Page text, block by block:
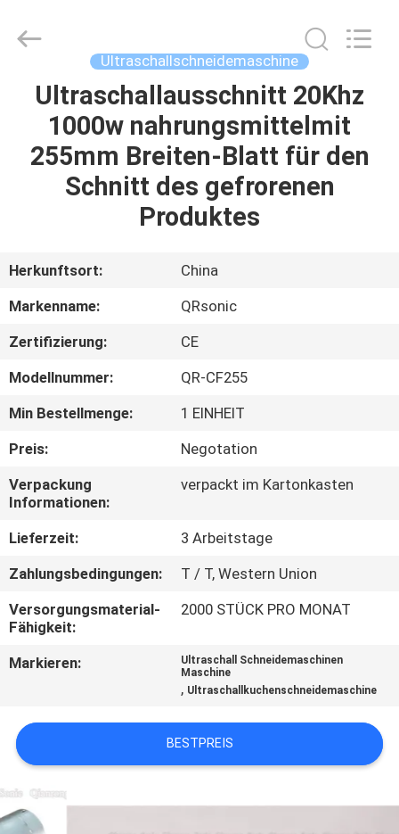
HEIM
PRODUKTE
WERKSBESICHTIGUNG
QUALITÄTSKONTROLLE
KONTAKTIEREN
SIE
UNS
NEUIGKEITEN
RECHTSSACHEN
ANGEBOT
ANFORDERN
SITEMAP
DATENSCHUTZRICHTLINIE
Co.,Ltd.
Ultraschallschneidemaschine
Ultraschallausschnitt 20Khz
1000w nahrungsmittelmit
255mm Breiten-Blatt für den
Schnitt des gefrorenen
Produktes
Herkunftsort:
China
Markenname:
QRsonic
Zertifizierung:
CE
Modellnummer:
QR-CF255
Min Bestellmenge:
1 EINHEIT
Preis:
Negotation
Verpackung
Informationen:
verpackt im Kartonkasten
Lieferzeit:
3 Arbeitstage
Zahlungsbedingungen:
T / T, Western Union
Versorgungsmaterial-
Fähigkeit:
2000 STÜCK PRO MONAT
Markieren:
Ultraschall Schneidemaschinen
Maschine
, Ultraschallkuchenschneidemaschine
BESTPREIS